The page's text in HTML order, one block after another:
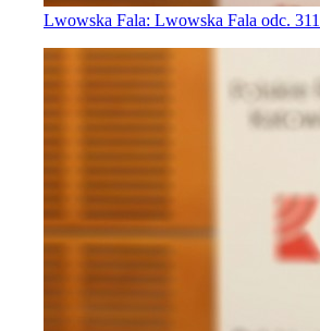
Lwowska Fala: Lwowska Fala odc. 311